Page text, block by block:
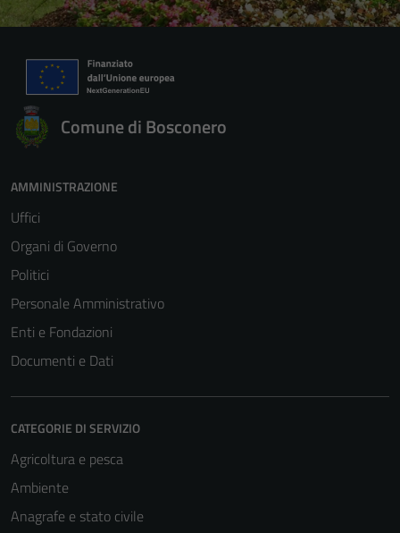
Comune di Bosconero
AMMINISTRAZIONE
Uffici
Organi di Governo
Politici
Personale Amministrativo
Enti e Fondazioni
Documenti e Dati
CATEGORIE DI SERVIZIO
Agricoltura e pesca
Ambiente
Anagrafe e stato civile